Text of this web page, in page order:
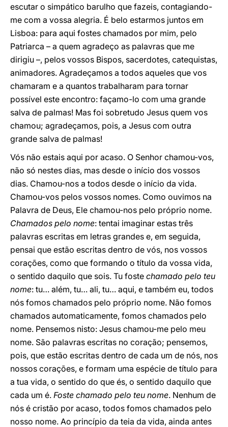
escutar o simpático barulho que fazeis, contagiando-
me com a vossa alegria. É belo estarmos juntos em
Lisboa: para aqui fostes chamados por mim, pelo
Patriarca – a quem agradeço as palavras que me
dirigiu –, pelos vossos Bispos, sacerdotes, catequistas,
animadores. Agradeçamos a todos aqueles que vos
chamaram e a quantos trabalharam para tornar
possível este encontro: façamo-lo com uma grande
salva de palmas! Mas foi sobretudo Jesus quem vos
chamou; agradeçamos, pois, a Jesus com outra
grande salva de palmas!
Vós não estais aqui por acaso. O Senhor chamou-vos,
não só nestes dias, mas desde o início dos vossos
dias. Chamou-nos a todos desde o início da vida.
Chamou-vos pelos vossos nomes. Como ouvimos na
Palavra de Deus, Ele chamou-nos pelo próprio nome.
Chamados pelo nome: tentai imaginar estas três
palavras escritas em letras grandes e, em seguida,
pensai que estão escritas dentro de vós, nos vossos
corações, como que formando o título da vossa vida,
o sentido daquilo que sois. Tu foste chamado pelo teu
nome: tu… além, tu… ali, tu… aqui, e também eu, todos
nós fomos chamados pelo próprio nome. Não fomos
chamados automaticamente, fomos chamados pelo
nome. Pensemos nisto: Jesus chamou-me pelo meu
nome. São palavras escritas no coração; pensemos,
pois, que estão escritas dentro de cada um de nós, nos
nossos corações, e formam uma espécie de título para
a tua vida, o sentido do que és, o sentido daquilo que
cada um é. Foste chamado pelo teu nome. Nenhum de
nós é cristão por acaso, todos fomos chamados pelo
nosso nome. Ao princípio da teia da vida, ainda antes